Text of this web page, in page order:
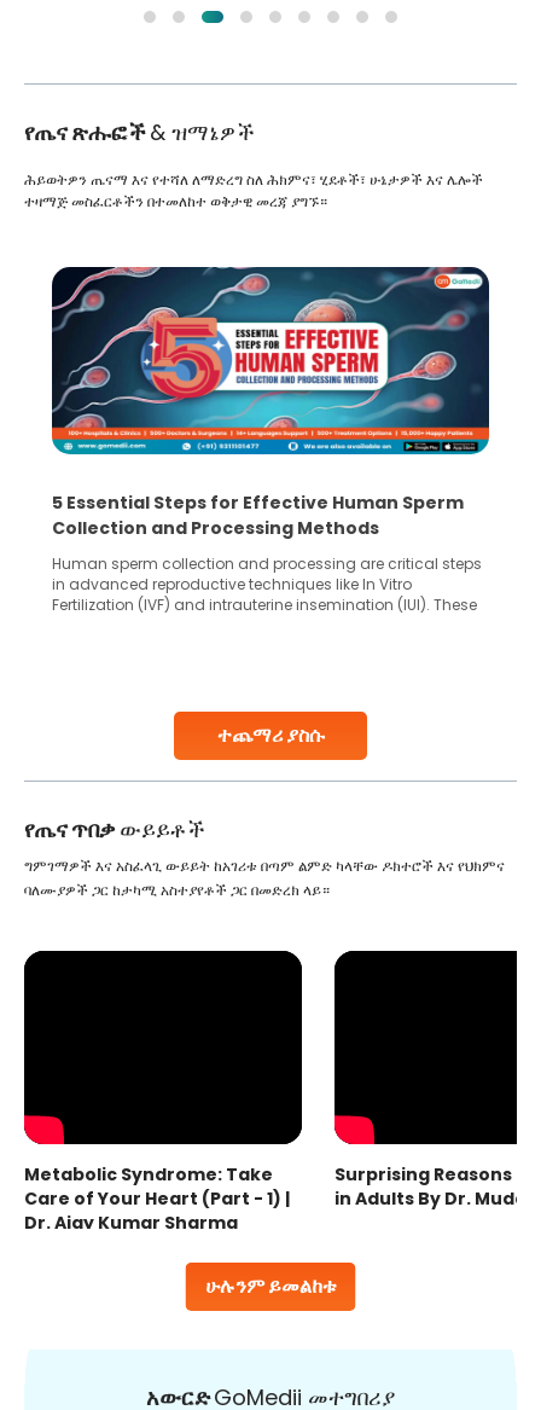
የጤና ጽሑፎች& ዝማኔዎች
ተጨማሪ ያስሱ
ሕይወትዎን ጤናማ እና የተሻለ ለማድረግ ስለ ሕክምና፣ ሂደቶች፣ ሁኔታዎች እና ሌሎች
ተዛማጅ መስፈርቶችን በተመለከተ ወቅታዊ መረጃ ያግኙ።
5 Essential Steps for Effective Human Sperm
Collection and Processing Methods
Human sperm collection and processing are critical steps
in advanced reproductive techniques like In Vitro
Fertilization (IVF) and intrauterine insemination (IUI). These
collected, they process the
የጤና ጥበቃውይይቶች
ሁሉንም ይመልከቱ
ግምገማዎች እና አስፈላጊ ውይይት ከአገሪቱ በጣም ልምድ ካላቸው ዶክተሮች እና የህክምና
ባለሙያዎች ጋር ከታካሚ አስተያየቶች ጋር በመድረክ ላይ።
Metabolic Syndrome: Take
Care of Your Heart (Part - 1) |
Dr. Ajay Kumar Sharma
Surprising Reasons
in Adults By Dr.
አውርድGoMedii መተግበሪያ